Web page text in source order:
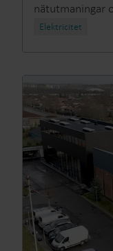
nätutmaningar
Elektricitet